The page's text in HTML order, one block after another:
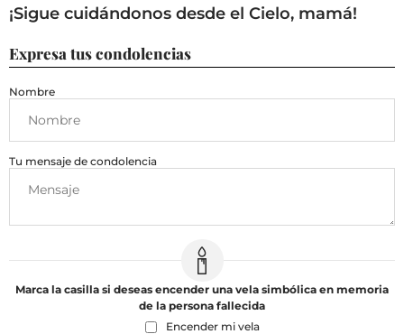
¡Sigue cuidándonos desde el Cielo, mamá!
Expresa tus condolencias
Nombre
Tu mensaje de condolencia
Marca la casilla si deseas encender una vela simbólica en memoria
de la persona fallecida
Encender mi vela